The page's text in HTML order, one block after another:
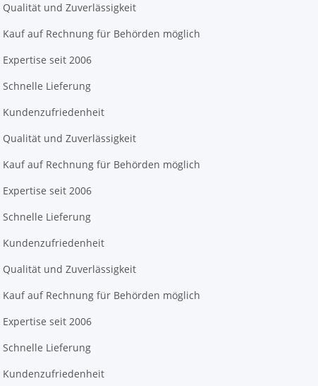
Qualität und Zuverlässigkeit
Kauf auf Rechnung für Behörden möglich
Expertise seit 2006
Schnelle Lieferung
Kundenzufriedenheit
Qualität und Zuverlässigkeit
Kauf auf Rechnung für Behörden möglich
Expertise seit 2006
Schnelle Lieferung
Kundenzufriedenheit
Qualität und Zuverlässigkeit
Kauf auf Rechnung für Behörden möglich
Expertise seit 2006
Schnelle Lieferung
Kundenzufriedenheit